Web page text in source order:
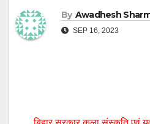
By Awadhesh
SEP 16, 2023